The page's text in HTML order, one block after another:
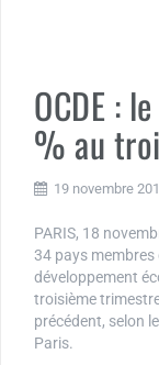
OCDE :
% au
19 novembre
PARIS, 18
34 pays membres
développement
troisième
précédent, selon
Paris.